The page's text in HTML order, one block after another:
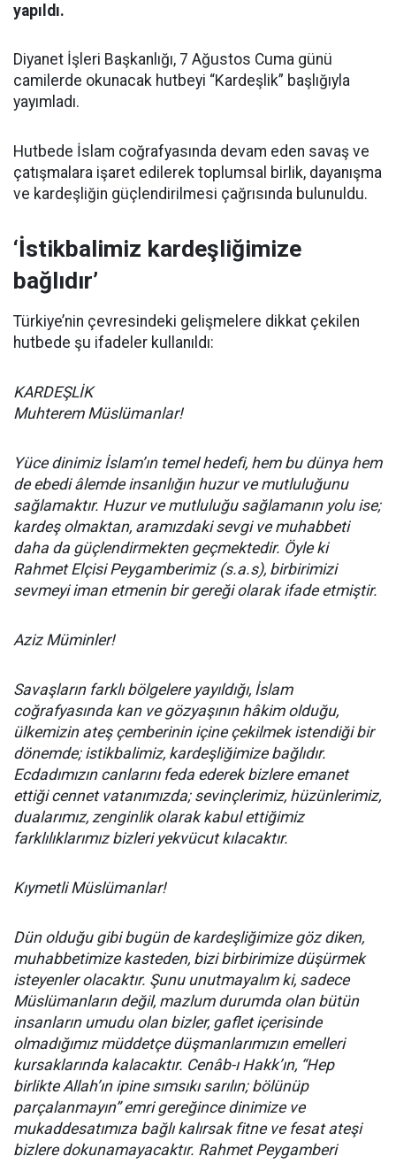
yapıldı.
Diyanet İşleri Başkanlığı, 7 Ağustos Cuma günü
camilerde okunacak hutbeyi “Kardeşlik” başlığıyla
yayımladı.
Hutbede İslam coğrafyasında devam eden savaş ve
çatışmalara işaret edilerek toplumsal birlik, dayanışma
ve kardeşliğin güçlendirilmesi çağrısında bulunuldu.
‘İstikbalimiz kardeşliğimize
bağlıdır’
Türkiye’nin çevresindeki gelişmelere dikkat çekilen
hutbede şu ifadeler kullanıldı:
KARDEŞLİK
Muhterem Müslümanlar!
Yüce dinimiz İslam’ın temel hedefi, hem bu dünya hem
de ebedi âlemde insanlığın huzur ve mutluluğunu
sağlamaktır. Huzur ve mutluluğu sağlamanın yolu ise;
kardeş olmaktan, aramızdaki sevgi ve muhabbeti
daha da güçlendirmekten geçmektedir. Öyle ki
Rahmet Elçisi Peygamberimiz (s.a.s), birbirimizi
sevmeyi iman etmenin bir gereği olarak ifade etmiştir.
Aziz Müminler!
Savaşların farklı bölgelere yayıldığı, İslam
coğrafyasında kan ve gözyaşının hâkim olduğu,
ülkemizin ateş çemberinin içine çekilmek istendiği bir
dönemde; istikbalimiz, kardeşliğimize bağlıdır.
Ecdadımızın canlarını feda ederek bizlere emanet
ettiği cennet vatanımızda; sevinçlerimiz, hüzünlerimiz,
dualarımız, zenginlik olarak kabul ettiğimiz
farklılıklarımız bizleri yekvücut kılacaktır.
Kıymetli Müslümanlar!
Dün olduğu gibi bugün de kardeşliğimize göz diken,
muhabbetimize kasteden, bizi birbirimize düşürmek
isteyenler olacaktır. Şunu unutmayalım ki, sadece
Müslümanların değil, mazlum durumda olan bütün
insanların umudu olan bizler, gaflet içerisinde
olmadığımız müddetçe düşmanlarımızın emelleri
kursaklarında kalacaktır. Cenâb-ı Hakk’ın, “Hep
birlikte Allah’ın ipine sımsıkı sarılın; bölünüp
parçalanmayın” emri gereğince dinimize ve
mukaddesatımıza bağlı kalırsak fitne ve fesat ateşi
bizlere dokunamayacaktır. Rahmet Peygamberi